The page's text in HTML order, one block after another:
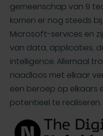
gemeenschap van 9
komen er nog steeds
Microsoft-services en
van data, applicaties,
intelligence. Allemaal
naadloos met elkaar
een beroep op elkaars
potentieel te realiseren.